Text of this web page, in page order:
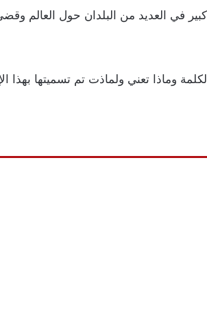
في العديد من البلدان حول العالم
وماذا تعني ولماذت تم تسميتها بهذا